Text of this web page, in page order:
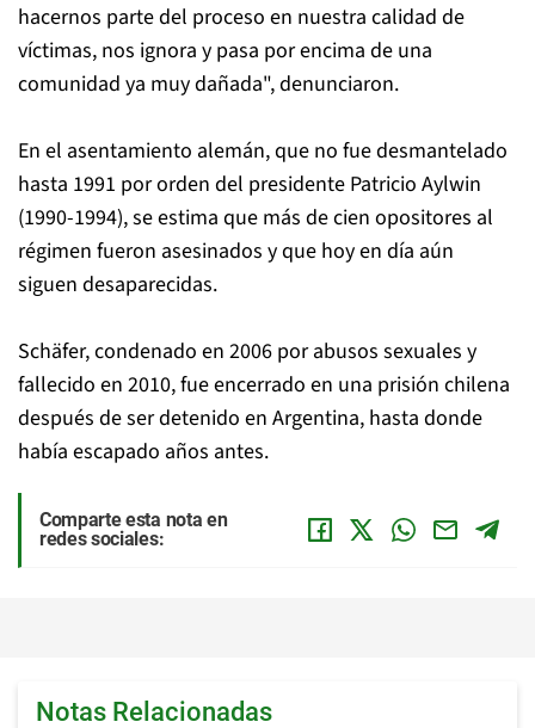
hacernos parte del proceso en nuestra calidad de
víctimas, nos ignora y pasa por encima de una
comunidad ya muy dañada", denunciaron.
En el asentamiento alemán, que no fue desmantelado
hasta 1991 por orden del presidente Patricio Aylwin
(1990-1994), se estima que más de cien opositores al
régimen fueron asesinados y que hoy en día aún
siguen desaparecidas.
Schäfer, condenado en 2006 por abusos sexuales y
fallecido en 2010, fue encerrado en una prisión chilena
después de ser detenido en Argentina, hasta donde
había escapado años antes.
Comparte esta nota en
redes sociales:
Notas Relacionadas